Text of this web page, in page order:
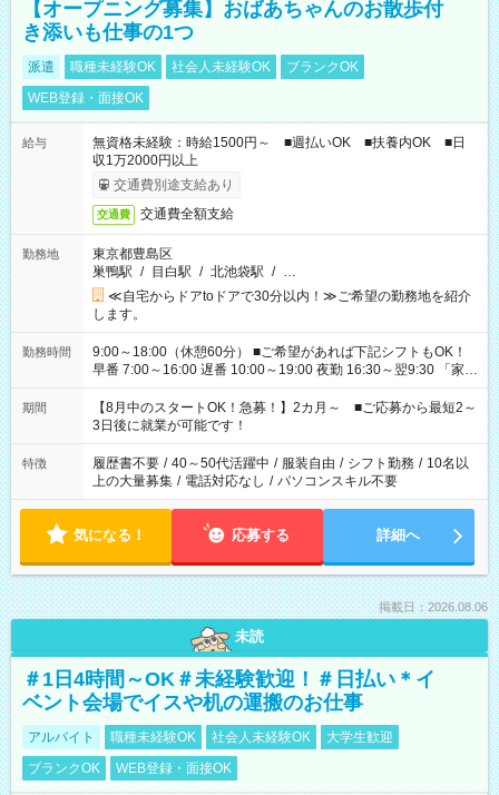
【オープニング募集】おばあちゃんのお散歩付
き添いも仕事の1つ
派遣 職種未経験OK 社会人未経験OK
ブランクOK
WEB登録・面接OK
給与
無資格未経験：時給1500円～ ■週払いOK ■扶養内OK ■日
収1万2000円以上
交通費別途支給あり
交通費 交通費全額支給
勤務地
東京都豊島区
巣鴨駅 / 目白駅 / 北池袋駅 / …
≪自宅からドアtoドアで30分以内！≫ご希望の勤務地を紹介
します。
勤務時間
9:00～18:00（休憩60分） ■ご希望があれば下記シフトもOK！
早番 7:00～16:00 遅番 10:00～19:00 夜勤 16:30～翌9:30 「家族
と休みを合わせたい」 「余裕を持って夕飯の準備がしたい」
「できれば残業はしたくない」 など、ご希望を教えてください
ね。 ※Wワーク希望の方へ 今ご覧のお仕事で希望する勤務時間
と、もう1つのお仕事の勤務時間。 合計で週40時間を超える場
合は応募できません。
期間
【8月中のスタートOK！急募！】2カ月～ ■ご応募から最短2～
3日後に就業が可能です！
特徴 履歴書不要 / 40～50代活躍中 / 服装自由 / シフト勤務 / 10名以
上の大量募集 / 電話対応なし / パソコンスキル不要
気になる！ 応募する 詳細へ
掲載日：2026.08.06
未読
＃1日4時間～OK＃未経験歓迎！＃日払い＊イ
ベント会場でイスや机の運搬のお仕事
アルバイト 職種未経験OK 社会人未経験OK
大学生歓迎
ブランクOK
WEB登録・面接OK